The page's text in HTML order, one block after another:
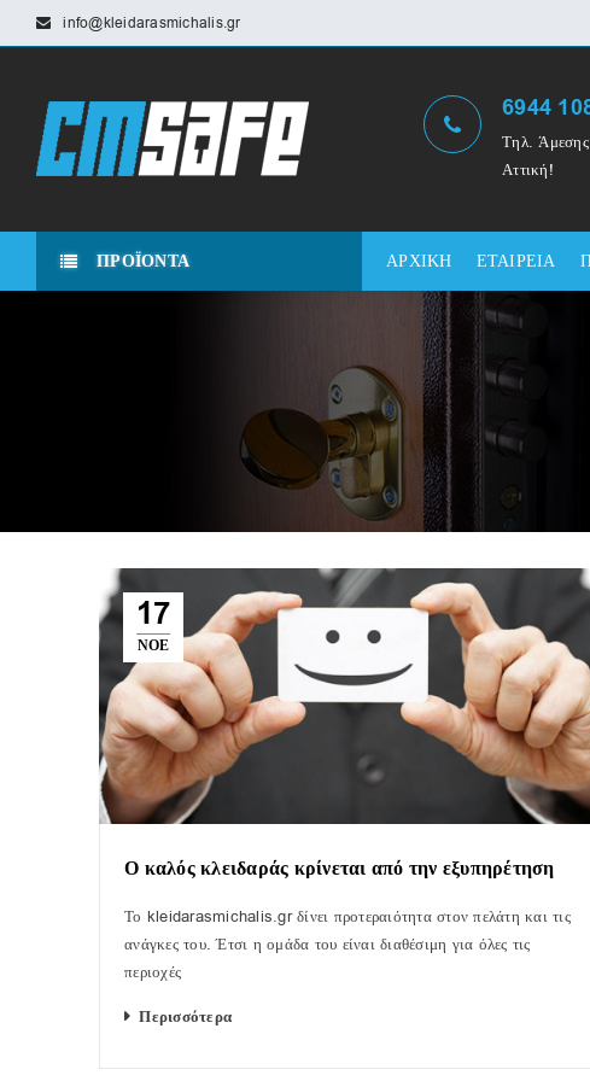
info@kleidarasmichalis.gr
6944
Τηλ.
Αττική!
ΠΡΟΪΟΝΤΑ ΑΡΧΙΚΗ ΕΤΑΙΡΕΙΑ
17
ΝΟΈ
Ο καλός κλειδαράς κρίνεται από την εξυπηρέτηση
Το kleidarasmichalis.gr δίνει προτεραιότητα στον πελάτη και τις
ανάγκες του. Έτσι η ομάδα του είναι διαθέσιμη για όλες τις
περιοχές
Περισσότερα